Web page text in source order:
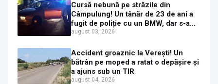
Cursă nebună pe străzile din
Câmpulung! Un tânăr de 23 de ani a
fugit de poliție cu un BMW, dar s-a
oprit într-un gard de pe strada
august 03, 2026
Accident groaznic la Verești! Un
bătrân pe moped a ratat o depășire și
a ajuns sub un TIR
august 04, 2026